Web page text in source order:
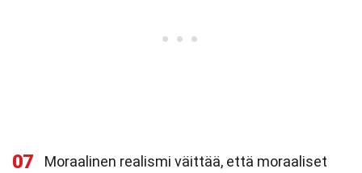
07
Moraalinen realismi väittää, että moraaliset